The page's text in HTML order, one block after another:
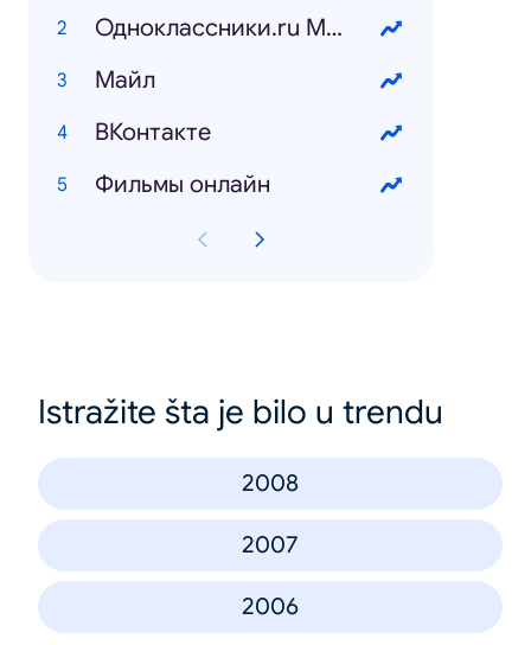
Одноклассники.ru Моя страница
Mайл
ВКонтакте
Фильмы онлайн
Istražite šta je bilo u trendu
2008
2007
2006